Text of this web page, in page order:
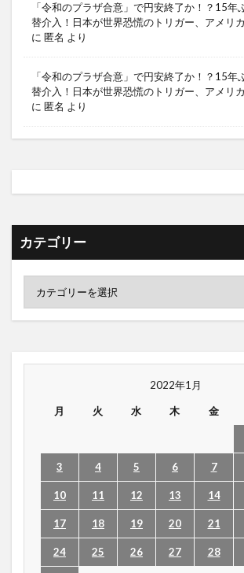
「令和のプラザ合意」で円安終了か！？15年
替介入！日本が世界恐慌のトリガー、アメリ
に 匿名 より
「令和のプラザ合意」で円安終了か！？15年
替介入！日本が世界恐慌のトリガー、アメリ
に 匿名 より
カテゴリー
2022年1月
月 火 水 木 金
3 4 5 6 7
10 11 12 13 14
17 18 19 20 21
24 25 26 27 28